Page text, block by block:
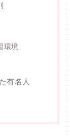
環境
有名人